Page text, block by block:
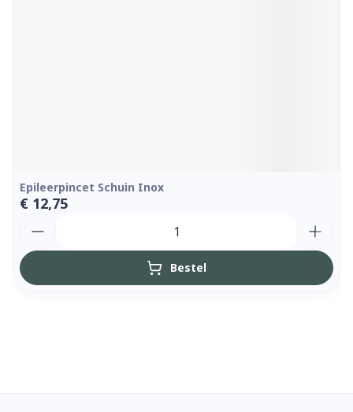
Epileerpincet Schuin Inox
€ 12,75
Bestel